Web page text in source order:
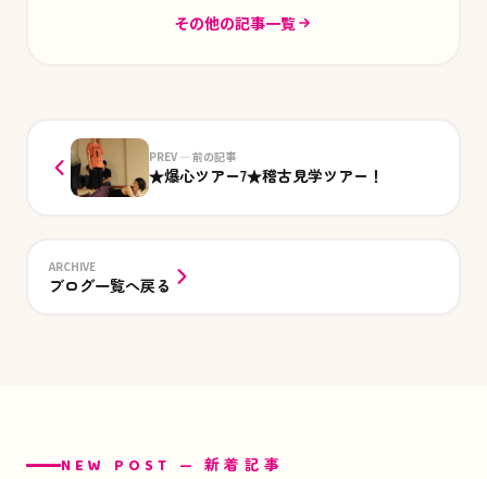
その他の記事一覧
PREV — 前の記事
★爆心ツアー7★稽古見学ツアー！
ARCHIVE
ブログ一覧へ戻る
NEW POST — 新着記事